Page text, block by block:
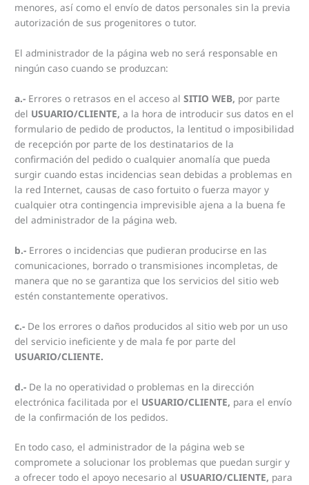
menores, así como el envío de datos personales sin la previa
autorización de sus progenitores o tutor.
El administrador de la página web no será responsable en
ningún caso cuando se produzcan:
a.- Errores o retrasos en el acceso alSITIO WEB, por parte
del USUARIO/CLIENTE, a la hora de introducir sus datos en el
formulario de pedido de productos, la lentitud o imposibilidad
de recepción por parte de los destinatarios de la
confirmación del pedido o cualquier anomalía que pueda
surgir cuando estas incidencias sean debidas a problemas en
la red Internet, causas de caso fortuito o fuerza mayor y
cualquier otra contingencia imprevisible ajena a la buena fe
del administrador de la página web.
b.- Errores o incidencias que pudieran producirse en las
comunicaciones, borrado o transmisiones incompletas, de
manera que no se garantiza que los servicios del sitio web
estén constantemente operativos.
c.- De los errores o daños producidos al sitio web por un uso
del servicio ineficiente y de mala fe por parte del
USUARIO/CLIENTE.
d.- De la no operatividad o problemas en la dirección
electrónica facilitada por el USUARIO/CLIENTE, para el envío
de la confirmación de los pedidos.
En todo caso, el administrador de la página web se
compromete a solucionar los problemas que puedan surgir y
a ofrecer todo el apoyo necesario al USUARIO/CLIENTE, para